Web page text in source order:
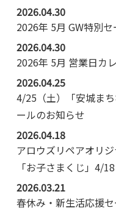
2026.04.30
2026年 5月 GW特別
2026.04.30
2026年 5月 営業日カ
2026.04.25
4/25（土）「安城ま
ールのお知らせ
2026.04.18
アロウズリペアオリ
「お子さまくじ」4/
2026.03.21
春休み・新生活応援セ